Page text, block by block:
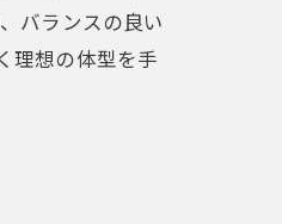
バランスの良い
理想の体型を手